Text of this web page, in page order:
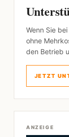
Wenn Sie
ohne
den Betrieb
JETZT
ANZEIGE